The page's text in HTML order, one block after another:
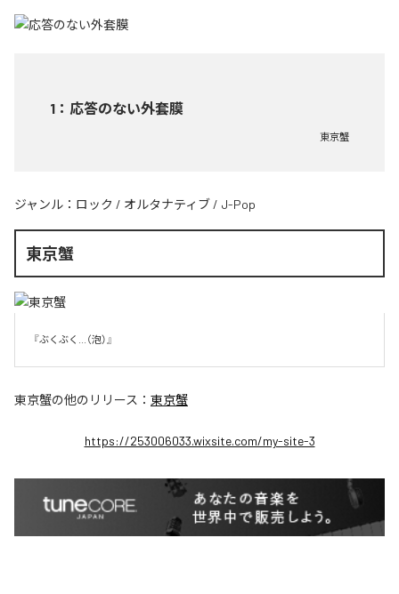
1 ： 応答のない外套膜
東京蟹
ジャンル： ロック / オルタナティブ / J-Pop
東京蟹
『ぶくぶく...（泡）』
東京蟹の他のリリース： 東京蟹
https://253006033.wixsite.com/my-site-3